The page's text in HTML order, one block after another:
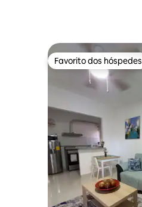
Favorito dos hóspedes
Favorito dos hóspedes